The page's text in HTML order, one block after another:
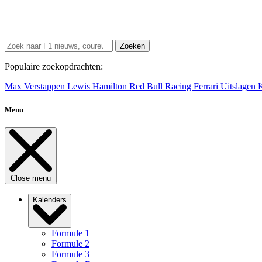
Zoeken
Populaire zoekopdrachten:
Max Verstappen Lewis Hamilton Red Bull Racing Ferrari Uitslagen
Menu
Close menu
Kalenders
Formule 1
Formule 2
Formule 3